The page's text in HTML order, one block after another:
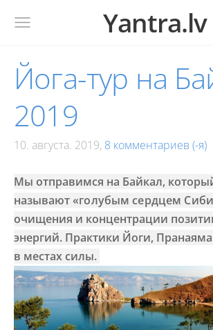
Yantra.lv
Йога-тур на
2019
10. августа. 2019, 8 комментариев (-я)
Мы отправимся на Байкал,
называют«голубым сердцем
очищения и концентрации
энергий. Практики Йоги,
в местах силы.